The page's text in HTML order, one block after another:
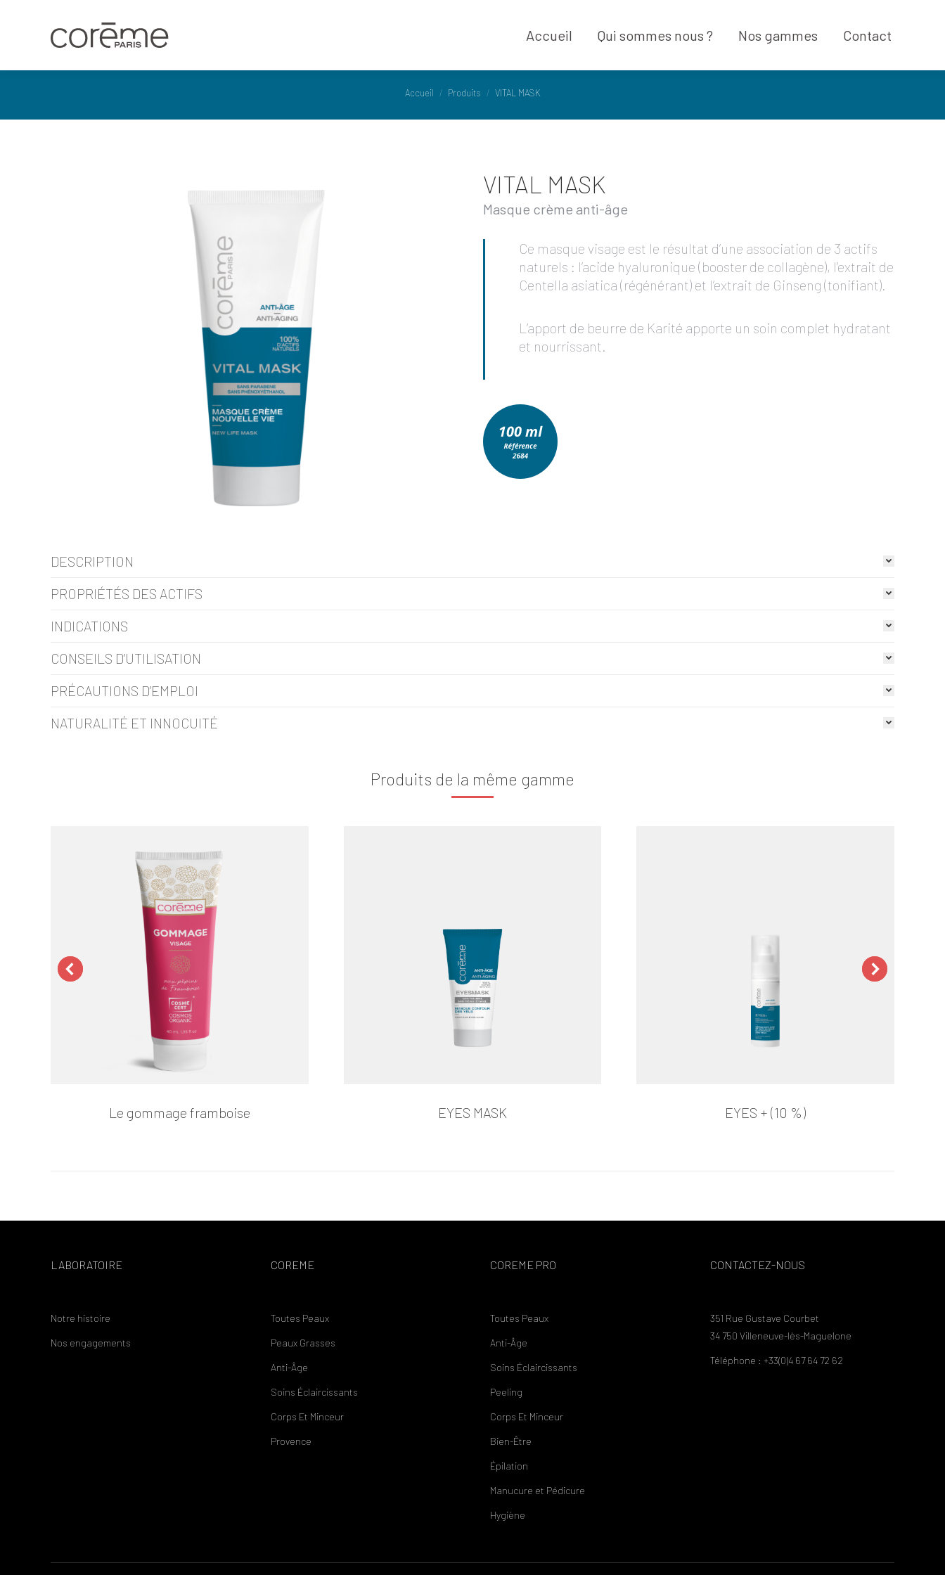
Accueil Qui sommes nous ? Nos gammes Contact
Vous êtes ici :
Accueil Produits VITAL MASK
VITAL MASK
Masque crème anti-âge
Ce masque visage est le résultat d’une association de 3 actifs
naturels : l’acide hyaluronique (booster de collagène), l’extrait de
Centella asiatica (régénérant) et l’extrait de Ginseng (tonifiant).
L’apport de beurre de Karité apporte un soin complet hydratant
et nourrissant.
DESCRIPTION
PROPRIÉTÉS DES ACTIFS
INDICATIONS
CONSEILS D’UTILISATION
PRÉCAUTIONS D’EMPLOI
NATURALITÉ ET INNOCUITÉ
Produits de la même gamme
Le gommage framboise EYES MASK EYES + (10 %)
LABORATOIRE
Notre histoire
Nos engagements
COREME
Toutes Peaux
Peaux Grasses
Anti-Âge
Soins Éclaircissants
Corps Et Minceur
Provence
COREME PRO
Toutes Peaux
Anti-Âge
Soins Éclaircissants
Peeling
Corps Et Minceur
Bien-Être
Épilation
Manucure et Pédicure
Hygiène
CONTACTEZ-NOUS
351 Rue Gustave Courbet
34 750 Villeneuve-lès-Maguelone
Téléphone : +33(0)4 67 64 72 62